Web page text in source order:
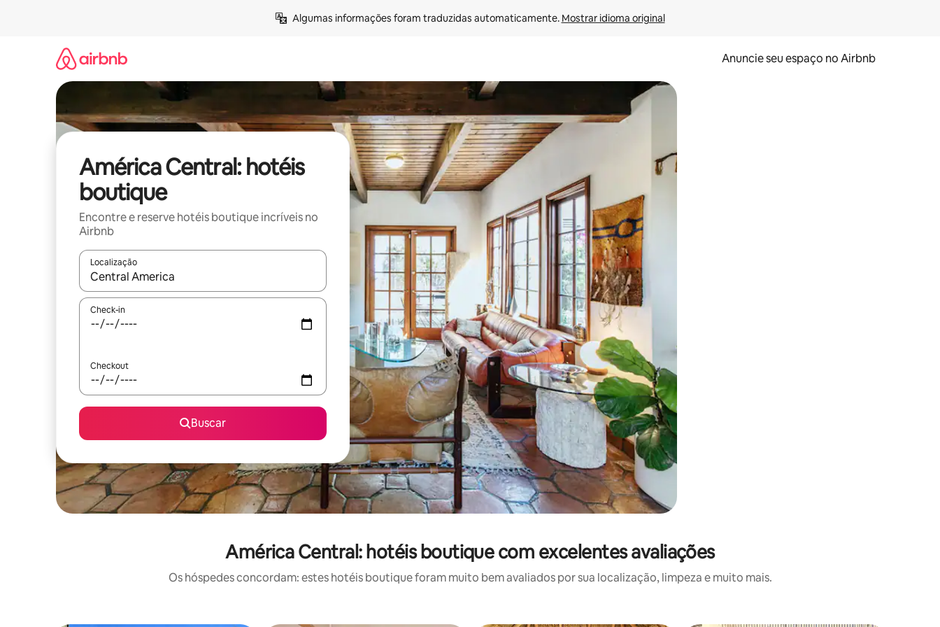
Algumas informações foram traduzidas automaticamente. Mostrar idioma original
Anuncie seu espaço no Airbnb
América Central: hotéis
boutique
Encontre e reserve hotéis boutique incríveis no
Airbnb
Localização
Quando os resultados estiverem disponíveis, explore-os usando as seta para cima e para baixo do teclado ou tocando e deslizando o dedo na tela.
Check-in
Checkout
Buscar
América Central: hotéis boutique com excelentes avaliações
Os hóspedes concordam: estes hotéis boutique foram muito bem avaliados por sua localização, limpeza e muito mais.